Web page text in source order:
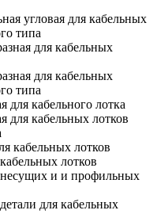
угловая для кабельных
типа
для кабельных
для кабельных
типа
для кабельного лотка
для кабельных лотков
кабельных лотков
лотков
и и профильных
для кабельных